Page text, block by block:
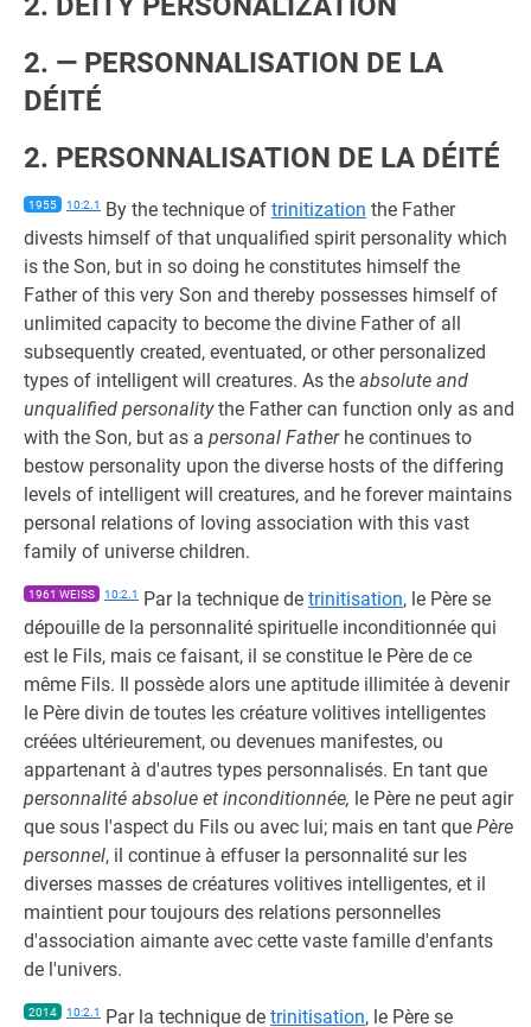
2. — PERSONNALISATION DE LA
DÉITÉ
2. PERSONNALISATION DE LA DÉITÉ
1955 10:2.1 By the technique of trinitization the Father
divests himself of that unqualified spirit personality which
is the Son, but in so doing he constitutes himself the
Father of this very Son and thereby possesses himself of
unlimited capacity to become the divine Father of all
subsequently created, eventuated, or other personalized
types of intelligent will creatures. As the absolute and
unqualified personalitythe Father can function only as and
with the Son, but as a personal Fatherhe continues to
bestow personality upon the diverse hosts of the differing
levels of intelligent will creatures, and he forever maintains
personal relations of loving association with this vast
family of universe children.
1961 WEISS 10:2.1 Par la technique de trinitisation, le Père se
dépouille de la personnalité spirituelle inconditionnée qui
est le Fils, mais ce faisant, il se constitue le Père de ce
même Fils. Il possède alors une aptitude illimitée à devenir
le Père divin de toutes les créature volitives intelligentes
créées ultérieurement, ou devenues manifestes, ou
appartenant à d'autres types personnalisés. En tant que
personnalité absolue et inconditionnée, le Père ne peut agir
que sous l'aspect du Fils ou avec lui; mais en tant que Père
personnel, il continue à effuser la personnalité sur les
diverses masses de créatures volitives intelligentes, et il
maintient pour toujours des relations personnelles
d'association aimante avec cette vaste famille d'enfants
de l'univers.
2014 10:2.1 Par la technique de trinitisation, le Père se